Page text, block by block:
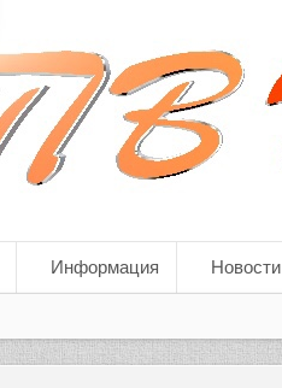
Информация Новости